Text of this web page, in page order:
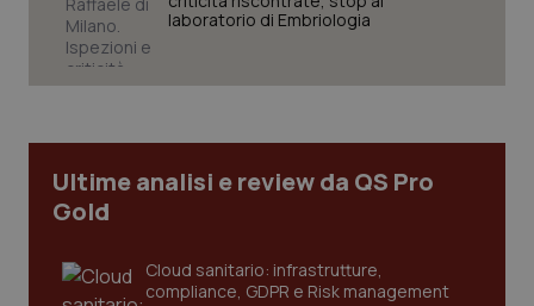
laboratorio di Embriologia
Ultime analisi e review da QS Pro
Gold
Cloud sanitario: infrastrutture,
compliance, GDPR e Risk management
Necessari
navigazione sulle pagine e l'accesso alle aree
funzionare correttamente senza questi cookie.
.youtube.com